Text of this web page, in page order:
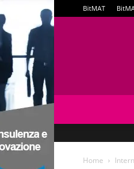
BitMAT
Home